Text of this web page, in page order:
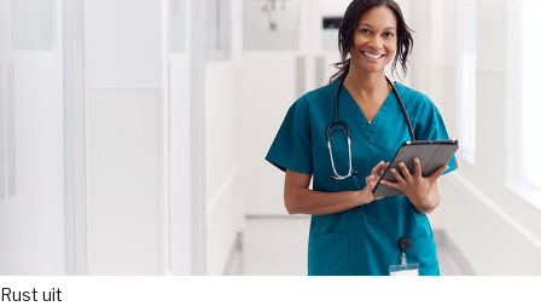
Rust uit